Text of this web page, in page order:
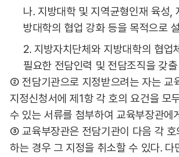
나. 지방대학 및 지역균형인재 육성,
방대학의 협업 강화 등을 목적으로
2. 지방자치단체와 지방대학의 협업
필요한 전담인력 및 전담조직을 갖출
② 전담기관으로 지정받으려는 자는 교
지정신청서에 제1항 각 호의 요건을 모
수 있는 서류를 첨부하여 교육부장관에
③ 교육부장관은 전담기관이 다음 각
하는 경우 그 지정을 취소할 수 있다. 다